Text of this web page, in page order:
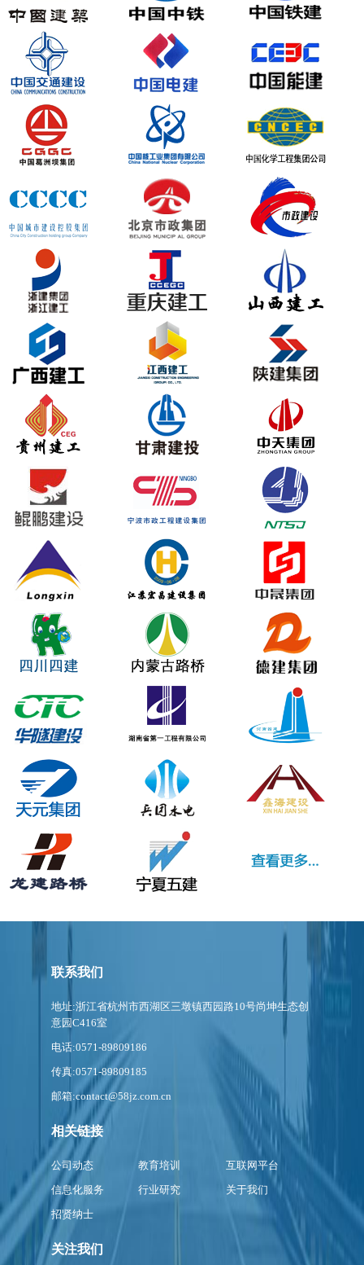
联系我们
地址:浙江省杭州市西湖区三墩镇西园路10号尚坤生态创
意园C416室
电话:0571-89809186
传真:0571-89809185
邮箱:contact@58jz.com.cn
相关链接
公司动态 教育培训
互联网平台
信息化服务
行业研究
关于我们
招贤纳士
关注我们